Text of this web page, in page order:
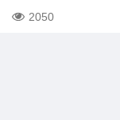
2050